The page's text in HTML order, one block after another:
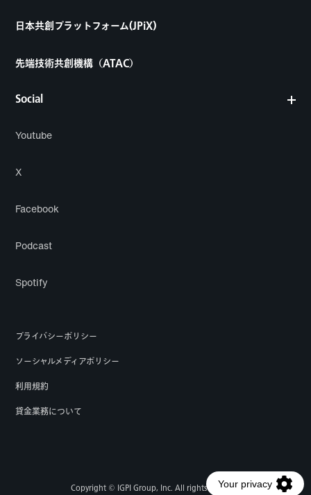
Social
Youtube
X
Facebook
Podcast
Spotify
日本共創プラットフォーム(JPiX)
先端技術共創機構（ATAC）
プライバシーポリシー
ソーシャルメディアポリシー
利用規約
貸金業務について
Copyright © IGPI Group, Inc. All rights reserved.